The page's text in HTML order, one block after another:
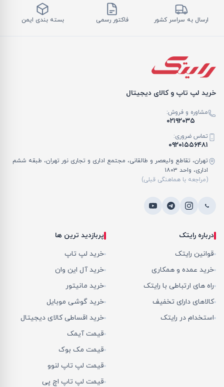
ارسال به سراسر کشور فاکتور رسمی بسته بندی ایمن
خرید لپ تاپ و کالای دیجیتال
مشاوره و فروش:
۰۲۱۹۲۰۳۵
تماس ضروری:
۰۹۲۰۱۵۵۶۴۸۱
تهران، تقاطع ولیعصر و طالقانی، مجتمع اداری و تجاری نور تهران، طبقه ششم
اداری، واحد ۱۸۰۳
(مراجعه با هماهنگی قبلی)
درباره رایتک
قوانین رایتک
خرید عمده و همکاری
راه های ارتباطی با رایتک
کالاهای دارای تخفیف
استخدام در رایتک
پربازدید ترین ها
خرید لپ تاپ
خرید آل این وان
خرید مانیتور
خرید گوشی موبایل
خرید اقساطی کالای دیجیتال
قیمت آیمک
قیمت مک بوک
قیمت لپ تاپ لنوو
قیمت لپ تاپ اچ پی